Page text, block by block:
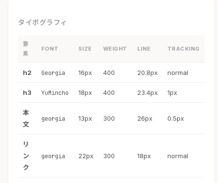
タイポグラフィ
要
素
FONT SIZE WEIGHT LINE TRACKING
h2 Georgia 16px 400 20.8px normal
h3 YuMincho 18px 400 23.4px 1px
本
文
georgia 13px 300 26px 0.5px
リ
ン
ク
georgia 22px 300 18px normal